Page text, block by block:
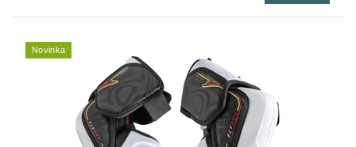
Novinka